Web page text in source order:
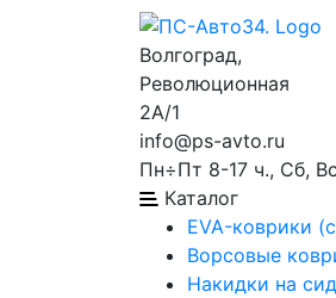
Волгоград,
Революционная
2А/1
info@ps-avto.ru
Пн÷Пт 8-17 ч., Сб,
Каталог
EVA-коврики
Ворсовые
Накидки на